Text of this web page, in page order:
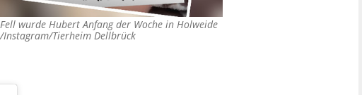
wurde Hubert Anfang der Woche in Holweide
Instagram/Tierheim Dellbrück